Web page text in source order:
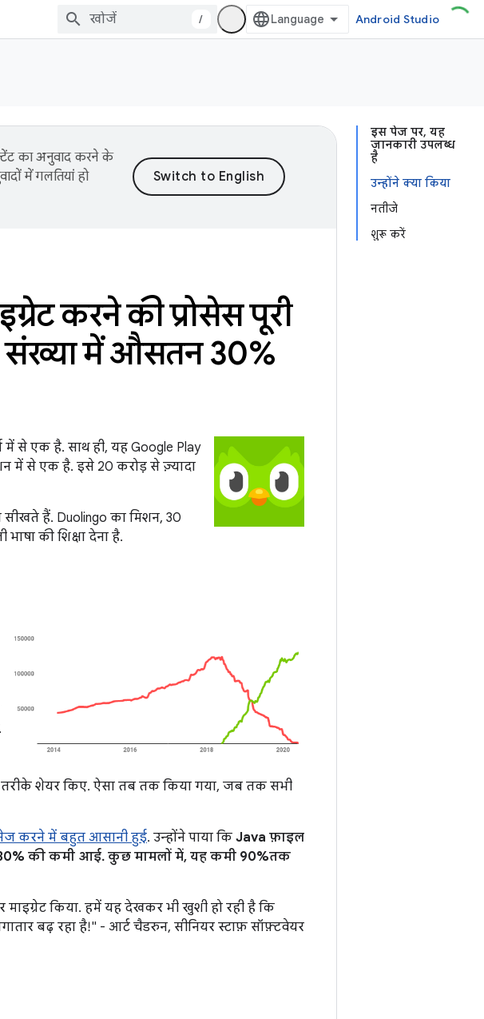
/ Android Studio
इस पेज पर, यह
जानकारी उपलब्ध
है
उन्होंने क्या किया
नतीजे
शुरू करें
का अनुवाद करने के
में गलतियां हो
करने की प्रोसेस पूरी
संख्या में औसतन 30%
में से एक है. साथ ही, यह Google Play
में से एक है. इसे 20 करोड़ से ज़्यादा
सीखते हैं. Duolingo का मिशन, 30
की शिक्षा देना है.
शेयर किए. ऐसा तब तक किया गया, जब तक सभी
करने में बहुत आसानी हुई. उन्होंने पाया कि Java फ़ाइल
की कमी आई. कुछ मामलों में, यह कमी 90%तक
किया. हमें यह देखकर भी खुशी हो रही है कि
बढ़ रहा है!" - आर्ट चैडरुन, सीनियर स्टाफ़ सॉफ़्टवेयर